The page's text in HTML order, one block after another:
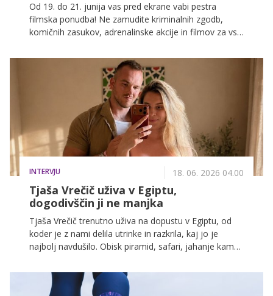
Od 19. do 21. junija vas pred ekrane vabi pestra
filmska ponudba! Ne zamudite kriminalnih zgodb,
komičnih zasukov, adrenalinske akcije in filmov za vso
INTERVJU 18. 06. 2026 04.00
Tjaša Vrečič uživa v Egiptu,
dogodivščin ji ne manjka
Tjaša Vrečič trenutno uživa na dopustu v Egiptu, od
koder je z nami delila utrinke in razkrila, kaj jo je
najbolj navdušilo. Obisk piramid, safari, jahanje kamel
spomine. V intervjuju pa je razkrila tudi zanimivo
odkritje, ki jo je v Egiptu najbolj presenetilo.